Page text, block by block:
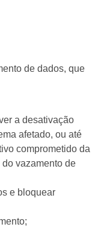
de dados, que
a desativação
afetado, ou até
comprometido da
vazamento de
e bloquear